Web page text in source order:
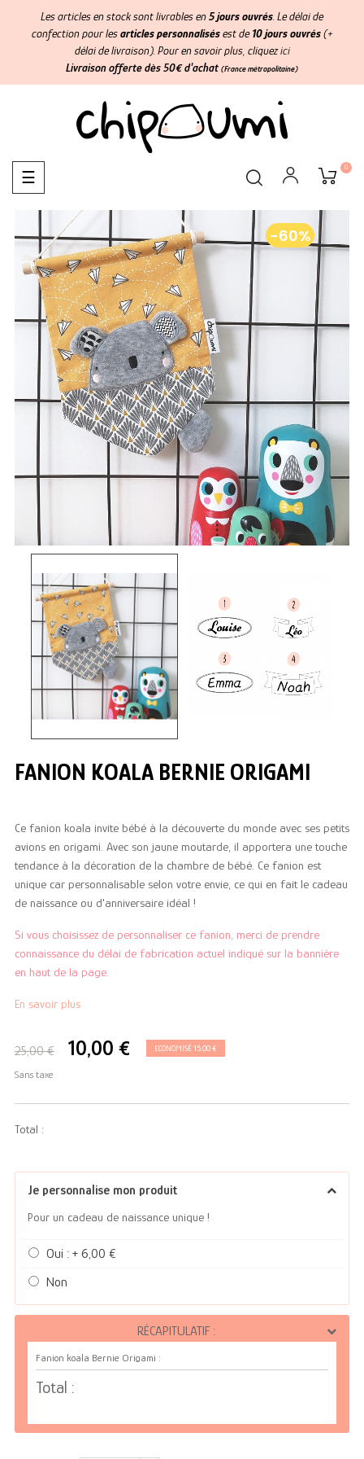
Les articles en stock sont livrables en5 jours ouvrés . Le délai de
confection pour lesarticles personnalisésest de10 jours ouvrés(+
délai de livraison). Pour en savoir plus, cliquezici
Livraison offerte dès 50€ d'achat (France métropolitaine)
Basculer
la
navigation
☰
0
-60%
FANION KOALA BERNIE ORIGAMI
Ce fanion koala invite bébé à la découverte du monde avec ses petits
avions en origami. Avec son jaune moutarde, il apportera une touche
tendance à la décoration de la chambre de bébé. Ce fanion est
unique car personnalisable selon votre envie, ce qui en fait le cadeau
de naissance ou d'anniversaire idéal !
Si vous choisissez de personnaliser ce fanion, merci de prendre
connaissance du délai de fabrication actuel indiqué sur la bannière
en haut de la page.
En savoir plus
25,00 € 10,00 € ECONOMISÉ 15,00 €
Sans taxe
Total :
Je personnalise mon produit
Pour un cadeau de naissance unique !
Oui : + 6,00 €
Non
RÉCAPITULATIF :
Fanion koala Bernie Origami :
Total :